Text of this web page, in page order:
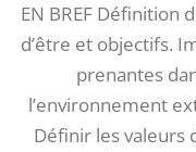
EN BREF Définition
d’être et objectifs.
prenantes
l’environnement
Définir les valeurs